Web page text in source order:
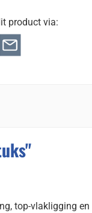
product via:
top-vlakligging